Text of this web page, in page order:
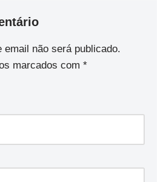
email não será publicado.
marcados com *